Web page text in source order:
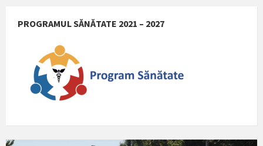
PROGRAMUL SĂNĂTATE 2021 – 2027